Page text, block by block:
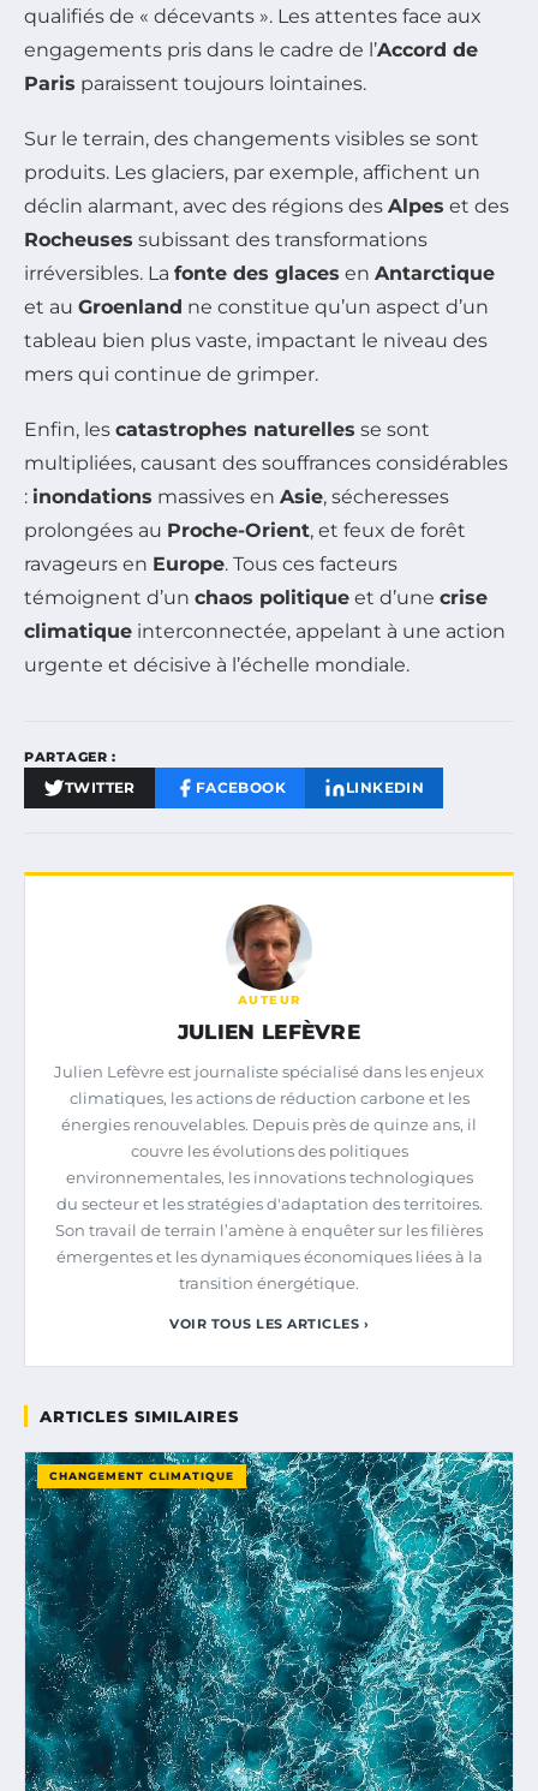
qualifiés de « décevants ». Les attentes face aux
engagements pris dans le cadre de l’Accord de
Paris paraissent toujours lointaines.
Sur le terrain, des changements visibles se sont
produits. Les glaciers, par exemple, affichent un
déclin alarmant, avec des régions des Alpes et des
Rocheuses subissant des transformations
irréversibles. La fonte des glaces en Antarctique
et au Groenland ne constitue qu’un aspect d’un
tableau bien plus vaste, impactant le niveau des
mers qui continue de grimper.
Enfin, les catastrophes naturelles se sont
multipliées, causant des souffrances considérables
: inondations massives en Asie, sécheresses
prolongées au Proche-Orient, et feux de forêt
ravageurs en Europe. Tous ces facteurs
témoignent d’un chaos politique et d’une crise
climatique interconnectée, appelant à une action
urgente et décisive à l’échelle mondiale.
PARTAGER :
TWITTER FACEBOOK LINKEDIN
AUTEUR
JULIEN LEFÈVRE
Julien Lefèvre est journaliste spécialisé dans les enjeux
climatiques, les actions de réduction carbone et les
énergies renouvelables. Depuis près de quinze ans, il
couvre les évolutions des politiques
environnementales, les innovations technologiques
du secteur et les stratégies d'adaptation des territoires.
Son travail de terrain l’amène à enquêter sur les filières
émergentes et les dynamiques économiques liées à la
transition énergétique.
VOIR TOUS LES ARTICLES ›
ARTICLES SIMILAIRES
CHANGEMENT CLIMATIQUE